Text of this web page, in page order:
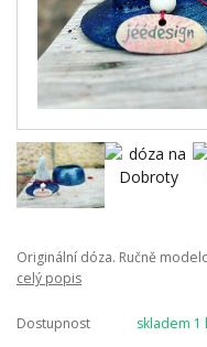
Originální dóza. Ručně
celý popis
Dostupnost skladem 1